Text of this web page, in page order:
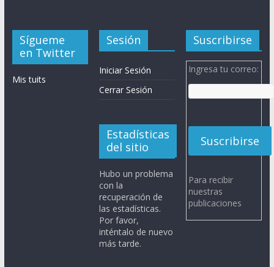
Sígueme
en Twitter
Mis tuits
Sesión
Iniciar Sesión
Cerrar Sesión
Estadísticas
del sitio
Hubo un problema
con la
recuperación de
las estadísticas.
Por favor,
inténtalo de nuevo
más tarde.
Suscribirse
Ingresa tu correo:
Para recibir
nuestras
publicaciones